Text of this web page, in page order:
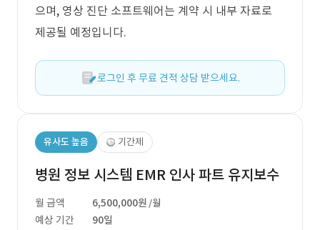
으며, 영상 진단 소프트웨어는 계약 시 내부 자료로
제공될 예정입니다.
로그인 후 무료 견적 상담 받으세요.
유사도 높음 기간제
병원 정보 시스템 EMR 인사 파트 유지보수
월 금액 6,500,000원 /월
예상 기간
90일